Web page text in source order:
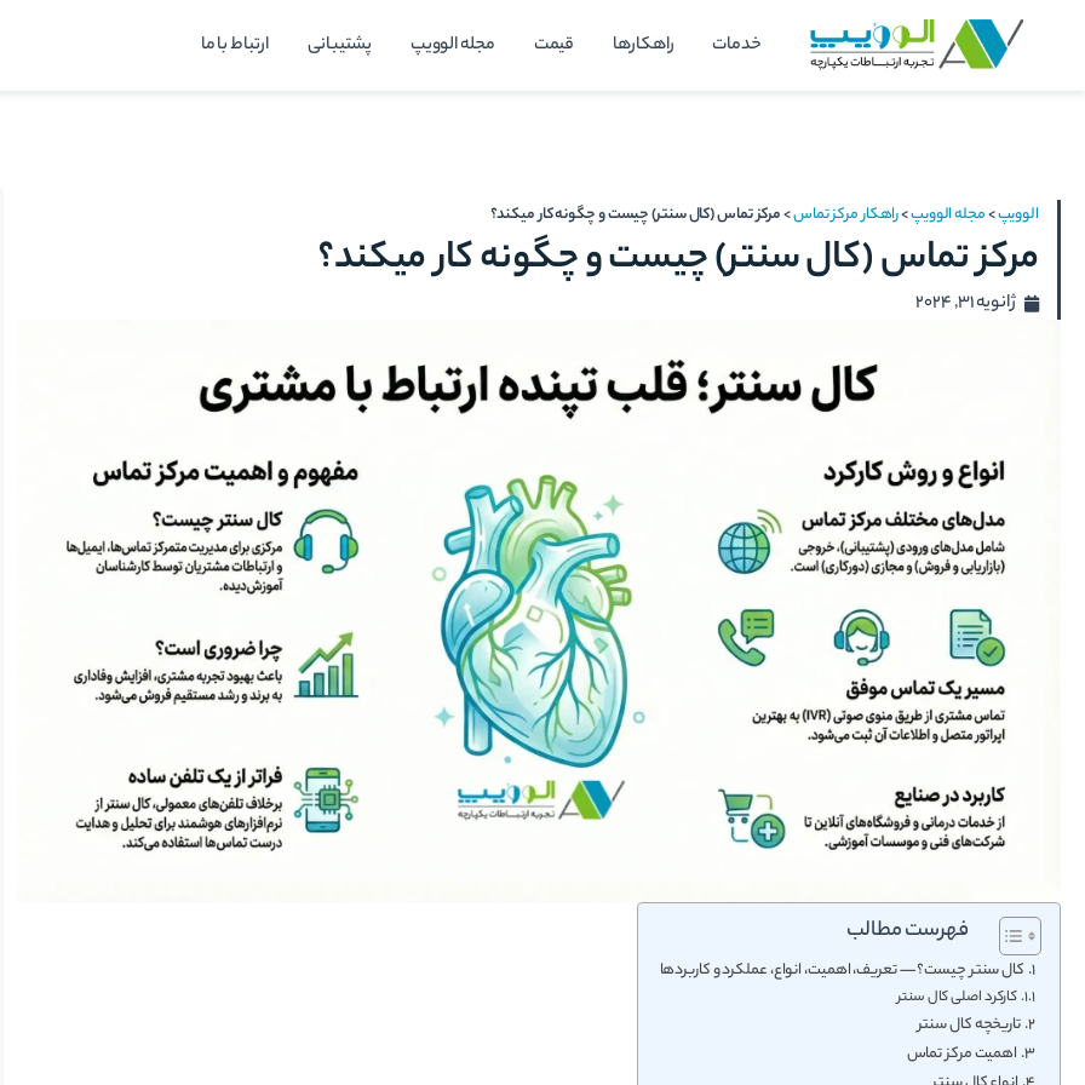
خدمات راهکارها قیمت مجله الوویپ پشتیبانی ارتباط با ما
الوویپ>مجله الوویپ>راهکار مرکز تماس>مرکز تماس (کال سنتر) چیست و چگونه کار میکند؟
مرکز تماس (کال سنتر) چیست و چگونه کار میکند؟
ژانویه 31, 2024
فهرست مطالب
کال سنتر چیست؟ — تعریف، اهمیت، انواع، عملکرد و کاربردها
کارکرد اصلی کال سنتر
تاریخچه کال سنتر
اهمیت مرکز تماس